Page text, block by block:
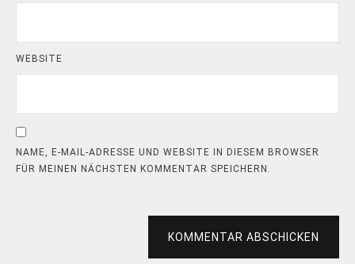
WEBSITE
NAME, E-MAIL-ADRESSE UND WEBSITE IN DIESEM BROWSER
FÜR MEINEN NÄCHSTEN KOMMENTAR SPEICHERN.
KOMMENTAR ABSCHICKEN